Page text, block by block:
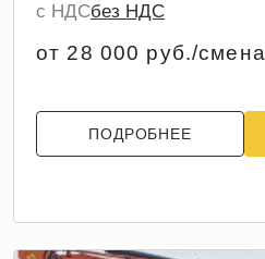
с НДСбез НДС
от 28 000 руб./смена
ПОДРОБНЕЕ